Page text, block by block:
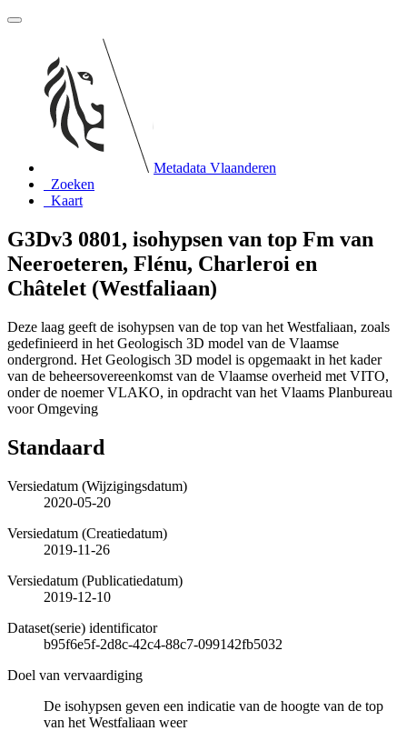
Metadata Vlaanderen
Zoeken
Kaart
G3Dv3 0801, isohypsen van top Fm van
Neeroeteren, Flénu, Charleroi en
Châtelet (Westfaliaan)
Deze laag geeft de isohypsen van de top van het Westfaliaan, zoals
gedefinieerd in het Geologisch 3D model van de Vlaamse
ondergrond. Het Geologisch 3D model is opgemaakt in het kader
van de beheersovereenkomst van de Vlaamse overheid met VITO,
onder de noemer VLAKO, in opdracht van het Vlaams Planbureau
voor Omgeving
Standaard
Versiedatum (Wijzigingsdatum)
2020-05-20
Versiedatum (Creatiedatum)
2019-11-26
Versiedatum (Publicatiedatum)
2019-12-10
Dataset(serie) identificator
b95f6e5f-2d8c-42c4-88c7-099142fb5032
Doel van vervaardiging
De isohypsen geven een indicatie van de hoogte van de top
van het Westfaliaan weer